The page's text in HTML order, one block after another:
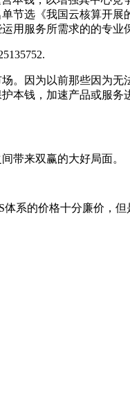
节选《我国云核算开
服务所需求的的专业
因为以前那些因为无
本钱，加速产品或服
带来双赢的大好局面。
的价格十分廉价，但